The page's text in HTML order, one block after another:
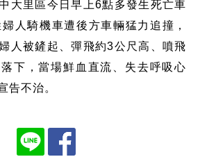
大里區今日早上6點多發生死亡車
人騎機車遭後方車輛猛力追撞，
人被鏟起、彈飛約3公尺高、噴飛
下，當場鮮血直流、失去呼吸心
告不治。